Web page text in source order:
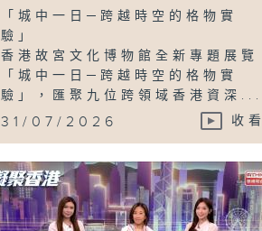
「城中一日─跨越時空的格物實
驗」
香港故宮文化博物館全新專題展覽
「城中一日─跨越時空的格物實
驗」，匯聚九位跨領域香港資深...
31/07/2026 收看